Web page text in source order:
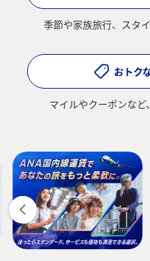
季節や家族旅行、 スタ
おトク
マイルやクーポンなど、